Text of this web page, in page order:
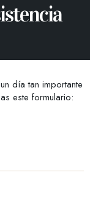
día tan importante
este formulario: